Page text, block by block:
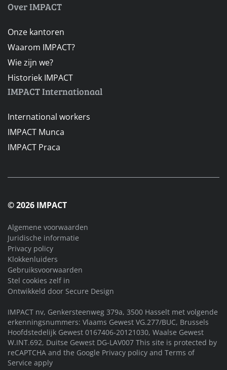
Over IMPACT
Onze kantoren
Waarom IMPACT?
Wie zijn we?
Historiek IMPACT
IMPACT Internationaal
International workers
IMPACT Munca
IMPACT Praca
© 2026 IMPACT
Algemene voorwaarden
Juridische informatie
Privacy policy
Klokkenluiders
Gebruiksvoorwaarden
Stel cookies zelf in
Ontwikkeld door Secure Design
IMPACT nv, Genkersteenweg 379a, 3500 Hasselt met volgende
erkenningsnummers: Vlaams Gewest VG.277/BUC, Brussels
Hoofdstedelijk Gewest 0167406-20121030, Waalse Gewest
W.INT.692, Duitse Gewest DG-LAV007 This site is protected by
reCAPTCHA and the Google Privacy policy and Terms of
Service apply